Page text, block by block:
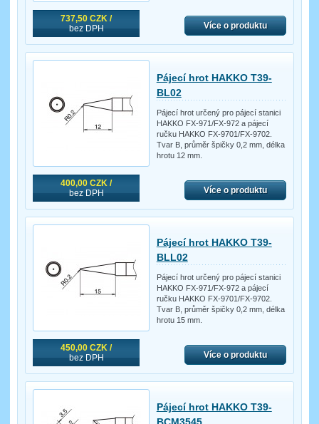
737,50 CZK /
bez DPH
Více o produktu
400,00 CZK /
bez DPH
Pájecí hrot HAKKO T39-
BL02
Pájecí hrot určený pro pájecí stanici
HAKKO FX-971/FX-972 a pájecí
ručku HAKKO FX-9701/FX-9702.
Tvar B, průměr špičky 0,2 mm, délka
hrotu 12 mm.
Více o produktu
450,00 CZK /
bez DPH
Pájecí hrot HAKKO T39-
BLL02
Pájecí hrot určený pro pájecí stanici
HAKKO FX-971/FX-972 a pájecí
ručku HAKKO FX-9701/FX-9702.
Tvar B, průměr špičky 0,2 mm, délka
hrotu 15 mm.
Více o produktu
Pájecí hrot HAKKO T39-
BCM3545